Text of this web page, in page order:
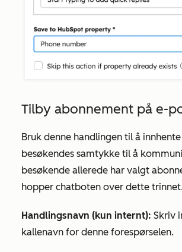
Tilby abonnement på e-
Bruk denne handlingen til å
besøkendes samtykke til å
besøkende allerede har valgt
hopper chatboten over dette
Handlingsnavn (kun internt): Skriv
kallenavn for denne forespørselen.